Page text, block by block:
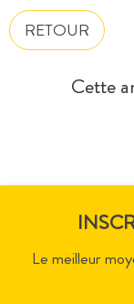
RETOUR
Cette
Le meilleur